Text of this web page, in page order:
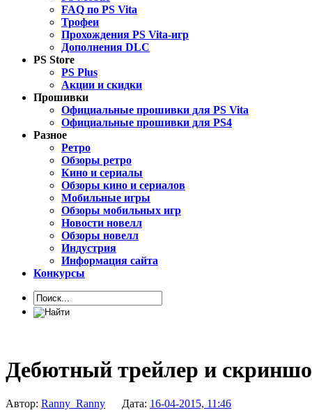
FAQ по PS Vita
Трофеи
Прохождения PS Vita-игр
Дополнения DLC
PS Store
PS Plus
Акции и скидки
Прошивки
Официальные прошивки для PS Vita
Официальные прошивки для PS4
Разное
Ретро
Обзоры ретро
Кино и сериалы
Обзоры кино и сериалов
Мобильные игры
Обзоры мобильных игр
Новости новелл
Обзоры новелл
Индустрия
Информация сайта
Конкурсы
Дебютный трейлер и
Автор: Ranny_Ranny Дата: 16-04-2015, 11:46